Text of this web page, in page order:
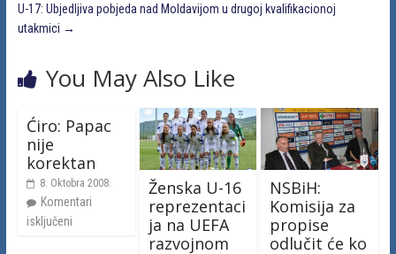
U-17: Ubjedljiva pobjeda nad Moldavijom u drugoj kvalifikacionoj
utakmici →
You May Also Like
Ćiro: Papac
nije
korektan
8. Oktobra 2008.
Komentari
isključeni
Ženska U-16
reprezentaci
ja na UEFA
razvojnom
NSBiH:
Komisija za
propise
odlučit će ko